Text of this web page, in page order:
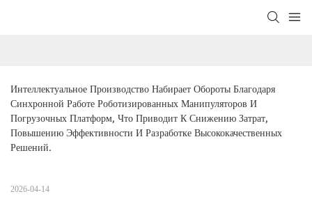
Интеллектуальное Производство Набирает Обороты Благодаря
Синхронной Работе Роботизированных Манипуляторов И
Погрузочных Платформ, Что Приводит К Снижению Затрат,
Повышению Эффективности И Разработке Высококачественных
Решений.
2026-04-14